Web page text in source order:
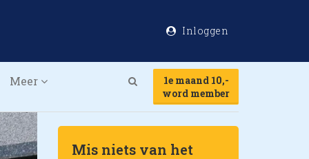
Inloggen
Meer
1e maand 10,-
word member
Mis niets van het